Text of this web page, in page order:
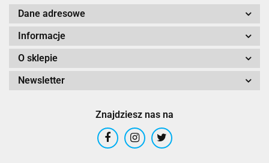
Dane adresowe
Informacje
O sklepie
Newsletter
Znajdziesz nas na